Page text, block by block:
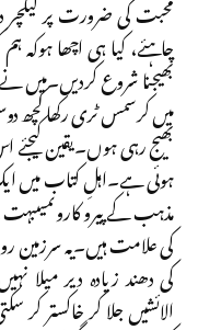
محبت کی ضرورت پر لیکچر
چاہئے، کیا ہی اچھا
بھیجنا شروع کردیں۔میں
میں کرسمس ٹری رکھا کچھ
بھیج رہی ہوں۔یقین
ہوئی ہے۔اہلِ کتاب میں
مذہب کے پیرو
کی علامت ہیں۔یہ
کی دھند زیادہ دیر
الائشیں جلا کر خاکستر کر